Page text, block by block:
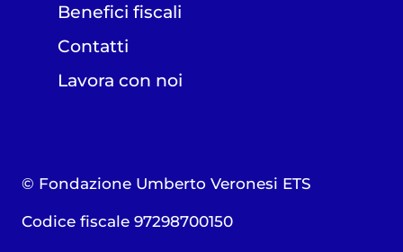
Benefici fiscali
Contatti
Lavora con noi
© Fondazione Umberto Veronesi ETS
Codice fiscale 97298700150